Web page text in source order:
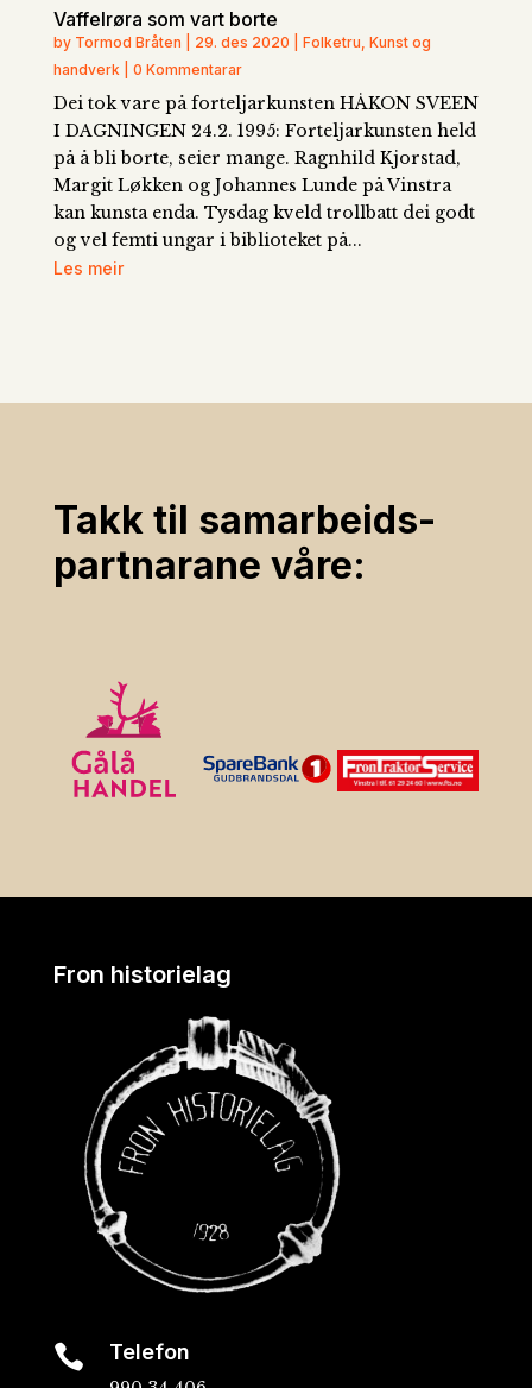
Vaffelrøra som vart borte
by Tormod Bråten | 29. des 2020 | Folketru, Kunst og
handverk | 0 Kommentarar
Dei tok vare på forteljarkunsten HÅKON SVEEN
I DAGNINGEN 24.2. 1995: Forteljarkunsten held
på å bli borte, seier mange. Ragnhild Kjorstad,
Margit Løkken og Johannes Lunde på Vinstra
kan kunsta enda. Tysdag kveld trollbatt dei godt
og vel femti ungar i biblioteket på...
Les meir
Takk til samarbeids­
partnarane våre:
Fron historielag
 Telefon